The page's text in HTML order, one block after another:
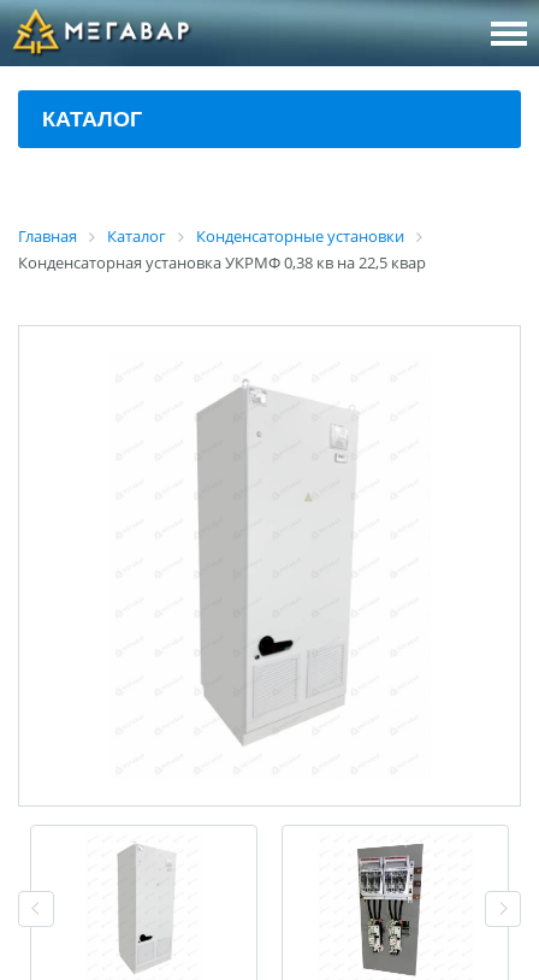
8
КАТАЛОГ
Главная Каталог
Конденсаторные установки
Конденсаторная установка УКРМФ 0,38 кв на 22,5 квар